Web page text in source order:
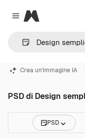
Close menu
Magnific
Crea un'immagine IA
PSD di Design
PSD